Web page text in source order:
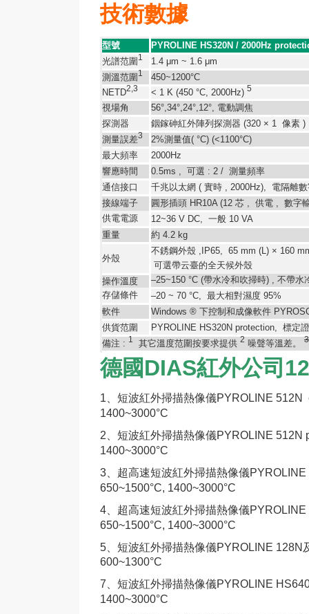
技術數據
型號
PYROLINE HS320N / 2000Hz
光譜范圍1
1.4 μm ~ 1.6 μm
測溫范圍1
450~1200°C
NETD2,3 < 1 K (450 °C, 2000Hz) 5
視場角 56°,34°,24°,12°, 電動調焦
探測器
銦鎵砷紅外陣列探測器 (320 × 1 像素 )
測量誤差3 2%測量值( °C) (<1100°C)
最大頻率
2000Hz
響應時間
0.5ms , 可選 : 2 / 測量頻率
通信接口
千兆以太網 ( 實時 , 2000Hz), 電隔離
接線端子
圓形插頭 HR10A (12 芯 供電
數字
供電電源
12~36 V DC, 一般 10 VA
重量
約 4.2 kg
外殼
不銹鋼外殼 ,IP65, 65 mm (L) × 160
可選帶云臺的全天候外殼
操作溫度
–25~150 °C (帶水冷和吹掃時) , 不帶水
存儲條件
–20 ~ 70 °C, 最大相對濕度 95%
軟件
Windows ® 下控制和成像軟件
供貨范圍
PYROLINE HS320N protection, 標定
備注 : 1 其它溫度范圍按要求提供 2 噪聲等溫差。
德國DIAS紅外公司
1、 短波紅外掃描熱像儀PYROLINE 512N
1400~3000°C
2、 短波紅外掃描熱像儀PYROLINE 512N
1400~3000°C
3、 超高速短波紅外掃描熱像儀PYROLINE
650~1500°C, 1400~3000°C
4、 超高速短波紅外掃描熱像儀PYROLINE
650~1500°C, 1400~3000°C
5、 短波紅外掃描熱像儀PYROLINE 128N
600~1300°C
7、 短波紅外掃描熱像儀PYROLINE
1400~3000°C